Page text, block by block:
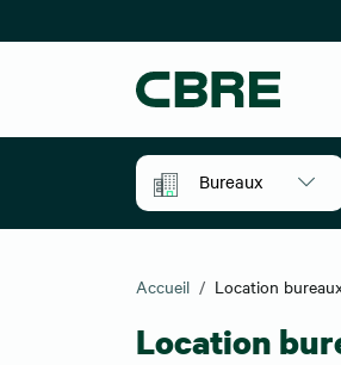
Bureaux
Accueil Location
Location